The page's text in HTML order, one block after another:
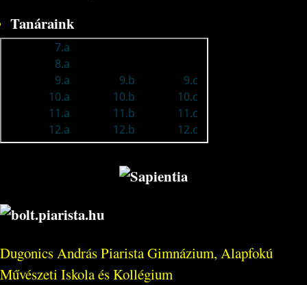
Tanáraink
Dugonics András Piarista Gimnázium, Alapfokú
Művészeti Iskola és Kollégium